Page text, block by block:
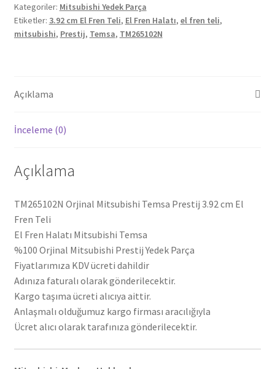
cm
El
Fren
Kategoriler: Mitsubishi Yedek Parça
Etiketler: 3.92 cm El Fren Teli, El Fren Halatı, el fren teli,
mitsubishi, Prestij, Temsa, TM265102N
Açıklama
İnceleme (0)
Açıklama
TM265102N Orjinal Mitsubishi Temsa Prestij 3.92 cm El
Fren Teli
El Fren Halatı Mitsubishi Temsa
%100 Orjinal Mitsubishi Prestij Yedek Parça
Fiyatlarımıza KDV ücreti dahildir
Adınıza faturalı olarak gönderilecektir.
Kargo taşıma ücreti alıcıya aittir.
Anlaşmalı olduğumuz kargo firması aracılığıyla
Ücret alıcı olarak tarafınıza gönderilecektir.